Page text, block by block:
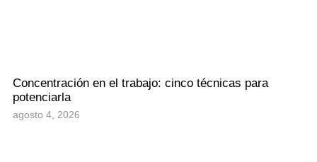
Concentración en el trabajo: cinco técnicas para
potenciarla
agosto 4, 2026